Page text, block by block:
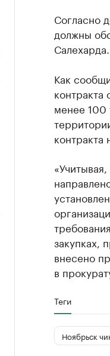
Согласно
должны
Салехарда.
Как
менее 100
контракта
закупках,
внесено
в
Теги
Ноябрьск